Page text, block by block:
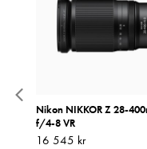
Nikon NIKKOR Z 28-
f/4-8 VR
Pris :16 545 kr
16 545 kr